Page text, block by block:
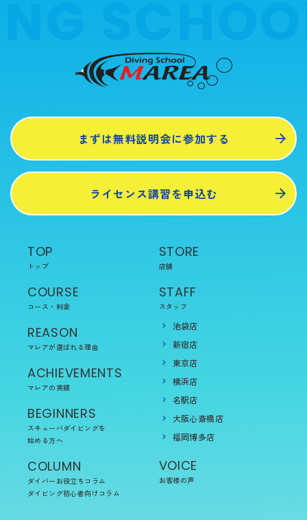
まずは無料説明会に参加する
ライセンス講習を申込む
TOP
トップ
COURSE
コース・料金
REASON
マレアが選ばれる理由
ACHIEVEMENTS
マレアの実績
BEGINNERS
スキューバダイビングを
始める方へ
COLUMN
ダイバーお役立ちコラム
ダイビング初心者向けコラム
STORE
店舗
STAFF
スタッフ
池袋店
新宿店
東京店
横浜店
名駅店
大阪心斎橋店
福岡博多店
VOICE
お客様の声